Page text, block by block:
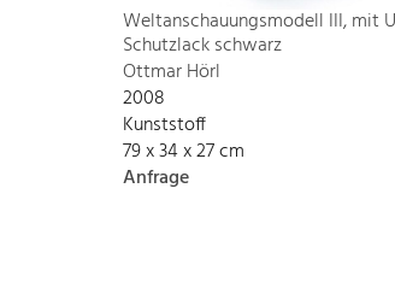
Weltanschauungsmodell III, mit
Schutzlack schwarz
Ottmar Hörl
2008
Kunststoff
79 x 34 x 27 cm
Anfrage